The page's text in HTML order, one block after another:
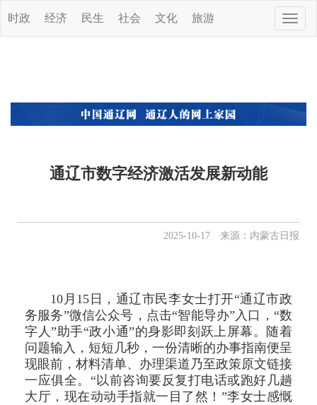
Toggle
时政 经济 民生 社会 文化 旅游
通辽市数字经济激活发展新动能
2025-10-17 来源：内蒙古日报
10月15日，通辽市民李女士打开“通辽市政
务服务”微信公众号，点击“智能导办”入口，“数
字人”助手“政小通”的身影即刻跃上屏幕。随着
问题输入，短短几秒，一份清晰的办事指南便呈
现眼前，材料清单、办理渠道乃至政策原文链接
一应俱全。“以前咨询要反复打电话或跑好几趟
大厅，现在动动手指就一目了然！”李女士感慨